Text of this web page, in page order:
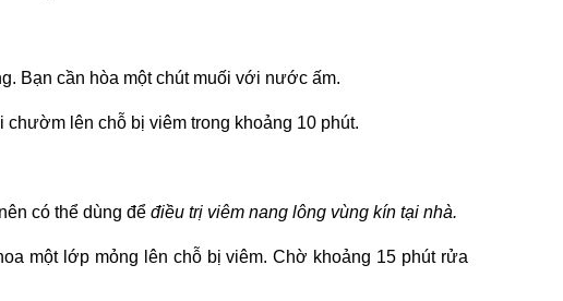
Bạn cần hòa một chút muối với nước ấm.
lên chỗ bị viêm trong khoảng 10 phút.
có thể dùng để điều trị viêm nang lông vùng kín tại nhà.
một lớp mỏng lên chỗ bị viêm. Chờ khoảng 15 phút rửa